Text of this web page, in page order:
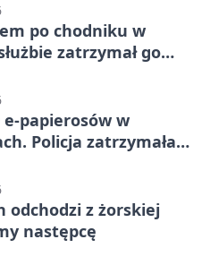
po chodniku w
zatrzymał go
e-papierosów w
Policja zatrzymała
odchodzi z żorskiej
następcę